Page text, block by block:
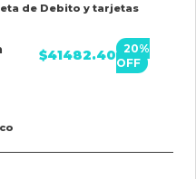
de Debito y tarjetas
$41482.40 20%
OFF